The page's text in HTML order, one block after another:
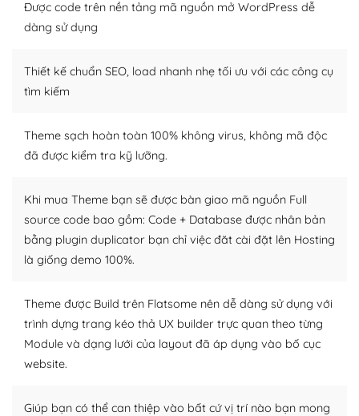
thiết kế tốt, bạn có thể tự sửa đổi. Nếu không bạn có thể
tìm kiếm chúng trên Internet hoặc nhờ chuyên gia.
– Sở hữu một cộng đồng lớn, sẵn sàng hỗ trợ
khổng lồ được kiểm duyệt bởi các nhân viên và những
người cuồng tín WordPress.
Nếu bạn gặp khó khăn, bạn có thể lên mạng và tìm
kiếm những cộng đồng WordPress, họ sẽ giúp bạn trả
lời, giải đáp vấn đề của bạn.
Cộng đồng sử dụng WordPress sẵn sàng hỗ trợ bạn
– Đa dạng plugin và themes
Plugin mở rộng là thành phần cài đặt thêm vào
WordPress để tăng thêm các tính năng cần thiết. Có
nhiều plugin trả phí hoặc miễn phí.
Nhờ lượng người dùng đông đảo, thư viện themes và
Được code trên nền tảng mã nguồn mở WordPress dễ
dàng sử dụng
Thiết kế chuẩn SEO, load nhanh nhẹ tối ưu với các công cụ
tìm kiếm
Theme sạch hoàn toàn 100% không virus, không mã độc
đã được kiểm tra kỹ lưỡng.
Khi mua Theme bạn sẽ được bàn giao mã nguồn Full
source code bao gồm: Code + Database được nhân bản
bằng plugin duplicator bạn chỉ việc đăt cài đặt lên Hosting
là giống demo 100%.
Theme được Build trên Flatsome nên dễ dàng sử dụng với
trình dựng trang kéo thả UX builder trực quan theo từng
Module và dạng lưới của layout đã áp dụng vào bố cục
website.
Giúp bạn có thể can thiệp vào bất cứ vị trí nào bạn mong